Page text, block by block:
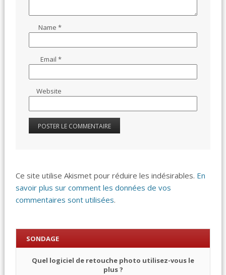
Name*
Email*
Website
Ce site utilise Akismet pour réduire les indésirables. En
savoir plus sur comment les données de vos
commentaires sont utilisées.
SONDAGE
Quel logiciel de retouche photo utilisez-vous le
plus ?